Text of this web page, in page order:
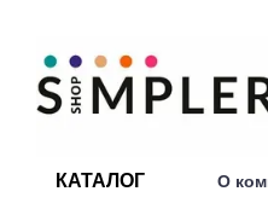
КАТАЛОГ О